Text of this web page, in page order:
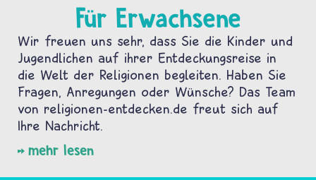
Für Erwachsene
Wir freuen uns sehr, dass Sie die Kinder und
Jugendlichen auf ihrer Entdeckungsreise in
die Welt der Religionen begleiten. Haben Sie
Fragen, Anregungen oder Wünsche? Das Team
von religionen-entdecken.de freut sich auf
Ihre Nachricht.
mehr lesen